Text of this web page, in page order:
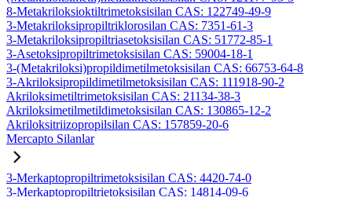
8-Metakriloksioktiltrimetoksisilan CAS: 122749-49-9
3-Metakriloksipropiltriklorosilan CAS: 7351-61-3
3-Metakriloksipropiltriasetoksisilan CAS: 51772-85-1
3-Asetoksipropiltrimetoksisilan CAS: 59004-18-1
3-(Metakriloksi)propildimetilmetoksisilan CAS: 66753-64-8
3-Akriloksipropildimetilmetoksisilan CAS: 111918-90-2
Akriloksimetiltrimetoksisilan CAS: 21134-38-3
Akriloksimetilmetildimetoksisilan CAS: 130865-12-2
Akriloksitriizopropilsilan CAS: 157859-20-6
Mercapto Silanlar
3-Merkaptopropiltrimetoksisilan CAS: 4420-74-0
3-Merkaptopropiltrietoksisilan CAS: 14814-09-6